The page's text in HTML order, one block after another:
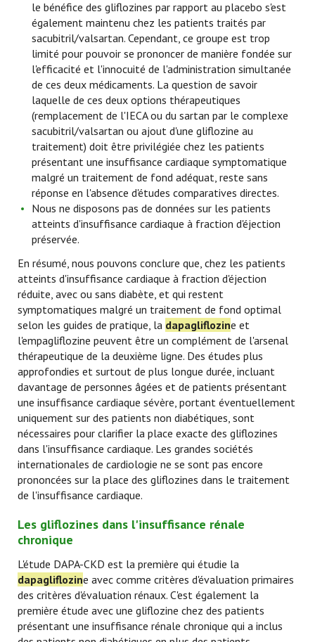
le bénéfice des gliflozines par rapport au placebo s'est
également maintenu chez les patients traités par
sacubitril/valsartan. Cependant, ce groupe est trop
limité pour pouvoir se prononcer de manière fondée sur
l'efficacité et l'innocuité de l'administration simultanée
de ces deux médicaments. La question de savoir
laquelle de ces deux options thérapeutiques
(remplacement de l'IECA ou du sartan par le complexe
sacubitril/valsartan ou ajout d'une gliflozine au
traitement) doit être privilégiée chez les patients
présentant une insuffisance cardiaque symptomatique
malgré un traitement de fond adéquat, reste sans
réponse en l'absence d'études comparatives directes.
Nous ne disposons pas de données sur les patients
atteints d'insuffisance cardiaque à fraction d'éjection
préservée.
En résumé, nous pouvons conclure que, chez les patients
atteints d'insuffisance cardiaque à fraction d'éjection
réduite, avec ou sans diabète, et qui restent
symptomatiques malgré un traitement de fond optimal
selon les guides de pratique, la dapagliflozine et
l'empagliflozine peuvent être un complément de l'arsenal
thérapeutique de la deuxième ligne. Des études plus
approfondies et surtout de plus longue durée, incluant
davantage de personnes âgées et de patients présentant
une insuffisance cardiaque sévère, portant éventuellement
uniquement sur des patients non diabétiques, sont
nécessaires pour clarifier la place exacte des gliflozines
dans l'insuffisance cardiaque. Les grandes sociétés
internationales de cardiologie ne se sont pas encore
prononcées sur la place des gliflozines dans le traitement
de l'insuffisance cardiaque.
Les gliflozines dans l'insuffisance rénale
chronique
L'étude DAPA-CKD est la première qui étudie la
dapagliflozine avec comme critères d'évaluation primaires
des critères d'évaluation rénaux. C'est également la
première étude avec une gliflozine chez des patients
présentant une insuffisance rénale chronique qui a inclus